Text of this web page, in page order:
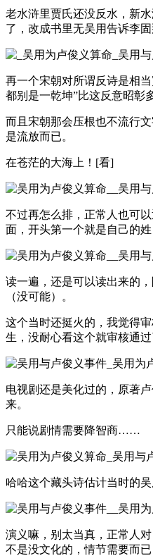
老水浒里贾氏还没反水，新
了，改成书里无吴用告诉李
再一个宋朝对所谓反诗是相
都别是一乾坤”比这反意昭彰
而且宋朝那会压根也不流行
是流放而已。
在苍茫的大海上！[看]
不过再怎么排，正常人也可
面，开头第一个就是自己的
读一遍，还是可以读出来的
（没可能）。
这个当时还挺火的，我觉得
生，没耐心看这个就审核通
电视剧还是美化过的，原著
来。
只能说剧情需要降智商……
哈哈这个藏头诗估计当时的
演义嘛，别太当真，正常人
不是没文化的，情节需要而已